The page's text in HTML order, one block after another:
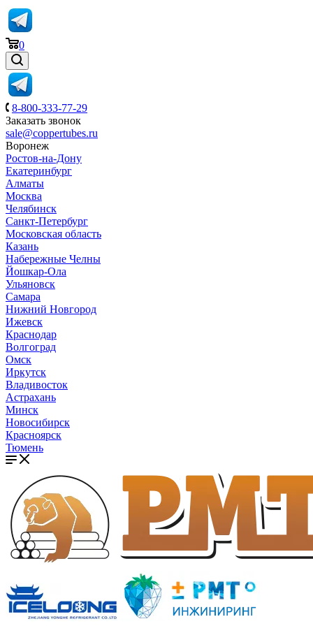
0
8-800-333-77-29
Заказать звонок
sale@coppertubes.ru
Воронеж
Ростов-на-Дону
Екатеринбург
Алматы
Москва
Челябинск
Санкт-Петербург
Московская область
Казань
Набережные Челны
Йошкар-Ола
Ульяновск
Самара
Нижний Новгород
Ижевск
Краснодар
Волгоград
Омск
Иркутск
Владивосток
Астрахань
Минск
Новосибирск
Красноярск
Тюмень